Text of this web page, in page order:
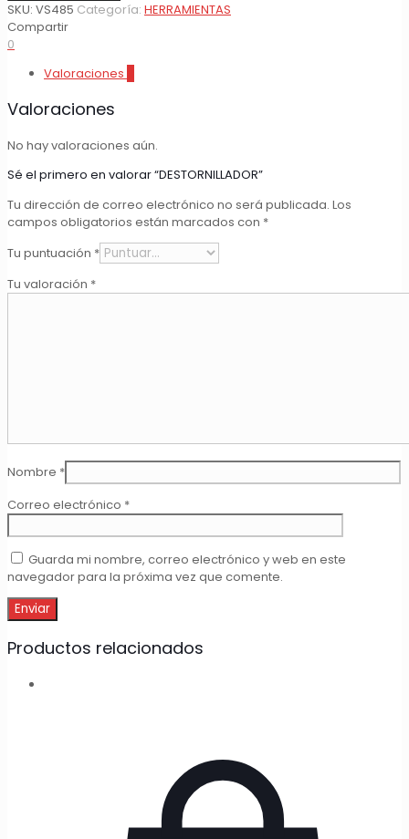
SKU: VS485 Categoría: HERRAMIENTAS
Compartir
0
Valoraciones
Valoraciones
No hay valoraciones aún.
Sé el primero en valorar “DESTORNILLADOR”
Tu dirección de correo electrónico no será publicada. Los
campos obligatorios están marcados con *
Tu puntuación *
Tu valoración *
Nombre *
Correo electrónico *
Guarda mi nombre, correo electrónico y web en este
navegador para la próxima vez que comente.
Productos relacionados